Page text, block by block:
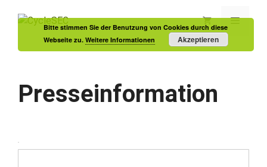
Inhalt
Menü
Presseinformation
Bitte stimmen Sie der Benutzung von Cookies durch diese
Webseite zu. Weitere Informationen Akzeptieren